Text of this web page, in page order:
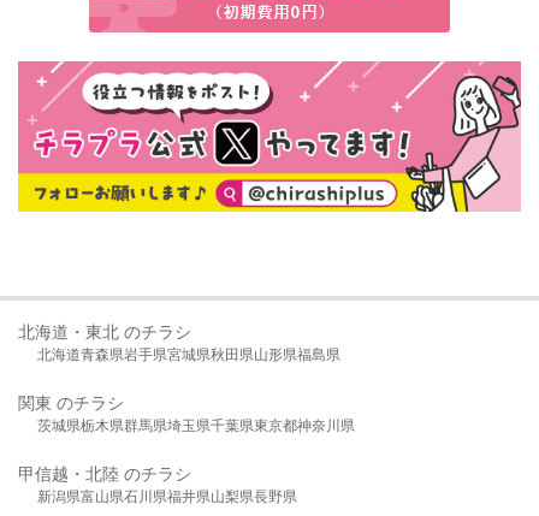
北海道・東北 のチラシ
北海道青森県岩手県宮城県秋田県山形県福島県
関東 のチラシ
茨城県栃木県群馬県埼玉県千葉県東京都神奈川県
甲信越・北陸 のチラシ
新潟県富山県石川県福井県山梨県長野県